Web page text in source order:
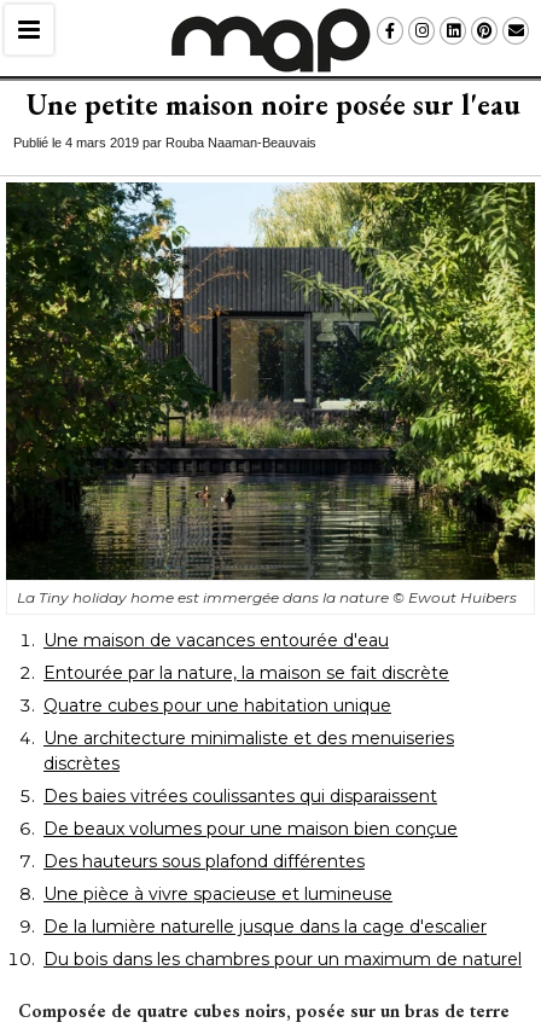
Une petite maison noire posée sur l'eau
Publié le 4 mars 2019 par Rouba Naaman-Beauvais
La Tiny holiday home est immergée dans la nature © Ewout Huibers
Une maison de vacances entourée d'eau
Entourée par la nature, la maison se fait discrète
Quatre cubes pour une habitation unique
Une architecture minimaliste et des menuiseries
discrètes
Des baies vitrées coulissantes qui disparaissent
De beaux volumes pour une maison bien conçue
Des hauteurs sous plafond différentes
Une pièce à vivre spacieuse et lumineuse
De la lumière naturelle jusque dans la cage d'escalier
Du bois dans les chambres pour un maximum de naturel
Composée de quatre cubes noirs, posée sur un bras de terre